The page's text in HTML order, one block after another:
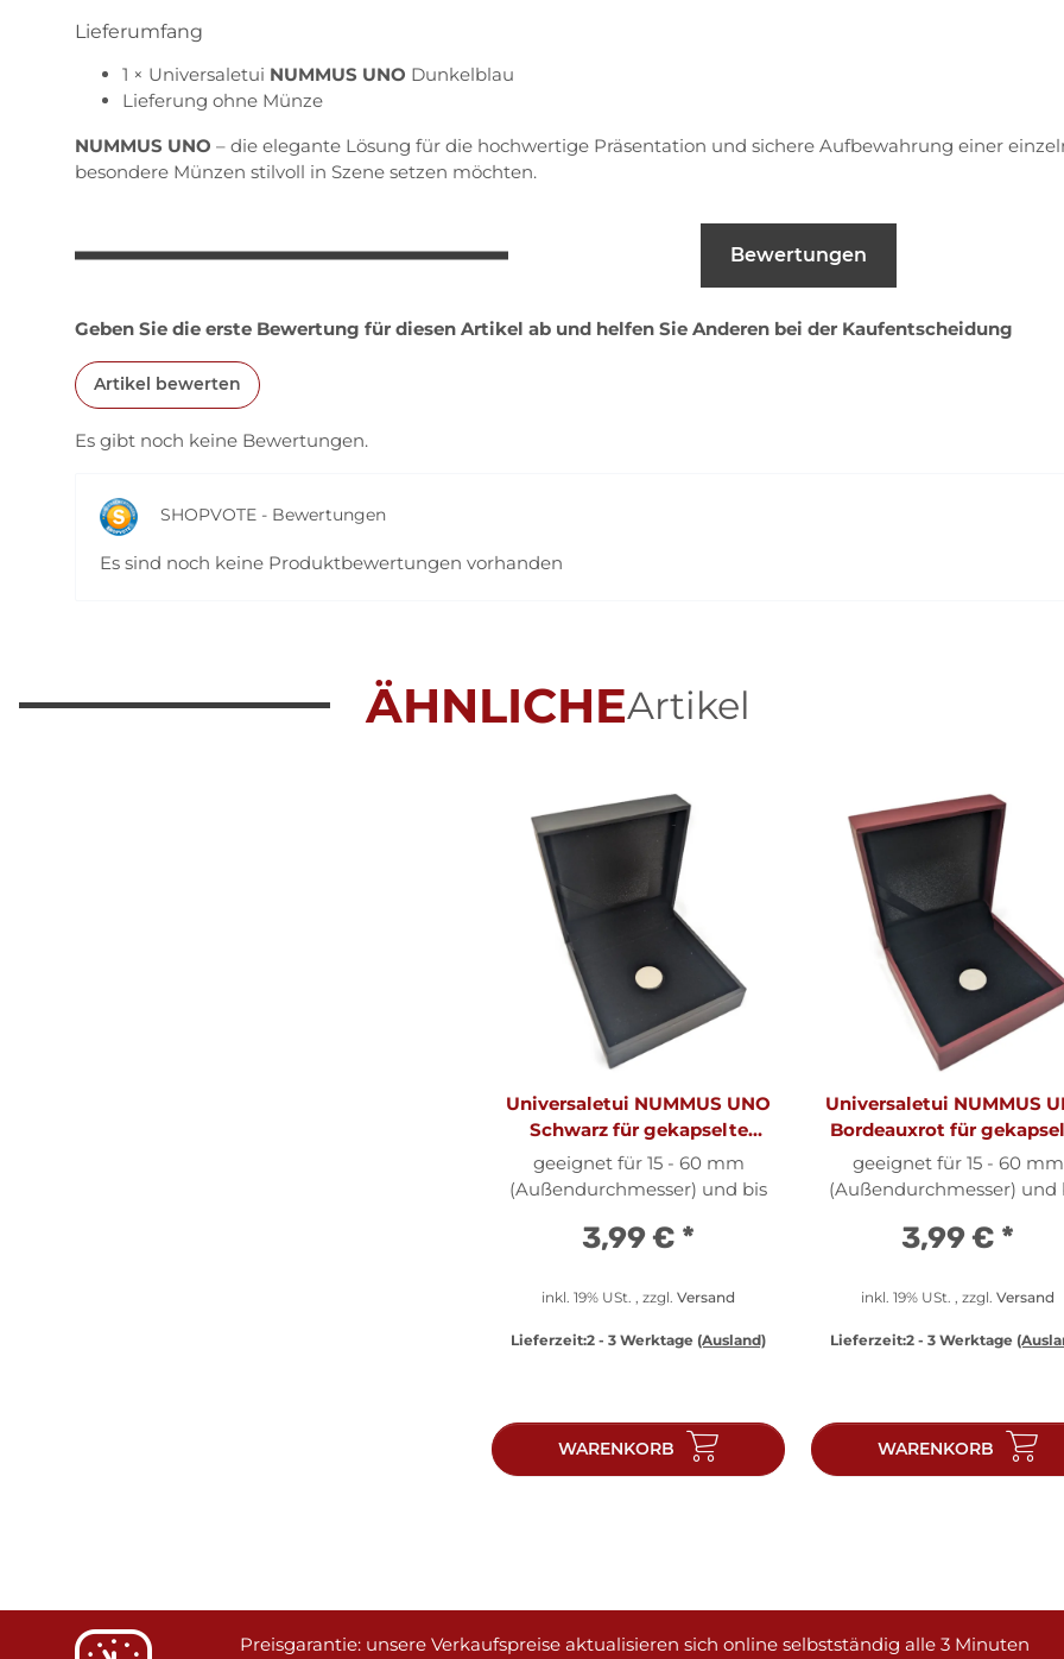
Lieferumfang
1 × Universaletui NUMMUS UNO Dunkelblau
Lieferung ohne Münze
NUMMUS UNO – die elegante Lösung für die hochwertige Präsentation und sichere Aufbewahrung einer
besondere Münzen stilvoll in Szene setzen möchten.
Bewertungen
Geben Sie die erste Bewertung für diesen Artikel ab und helfen Sie Anderen bei der Kaufentscheidung
Artikel bewerten
Es gibt noch keine Bewertungen.
SHOPVOTE - Bewertungen
Es sind noch keine Produktbewertungen vorhanden
ÄHNLICHEArtikel
Universaletui NUMMUS UNO
Schwarz für gekapselte
Münzen von 15 bis 60 mm
(Außendurchmesser)
geeignet für 15 - 60 mm
(Außendurchmesser) und bis
3,99 € *
inkl. 19% USt. , zzgl. Versand
Lieferzeit:2 - 3 Werktage (Ausland)
WARENKORB
Universaletui NUMMUS
Bordeauxrot für
Münzen von 15 bis 60
(Außendurchmesser)
geeignet für 15 - 60 mm
(Außendurchmesser) und
3,99 € *
inkl. 19% USt. , zzgl. Versand
Lieferzeit:2 - 3 Werktage
WARENKORB
Preisgarantie: unsere Verkaufspreise aktualisieren sich online selbstständig alle 3 Minuten